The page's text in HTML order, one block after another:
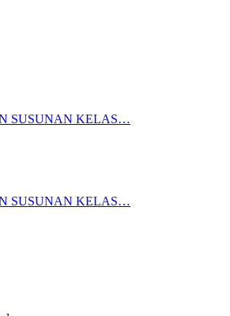
SUSUNAN KELAS…
SUSUNAN KELAS…